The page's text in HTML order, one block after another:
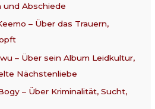
und Abschiede
– Über das Trauern,
– Über sein Album Leidkultur,
Nächstenliebe
– Über Kriminalität, Sucht,